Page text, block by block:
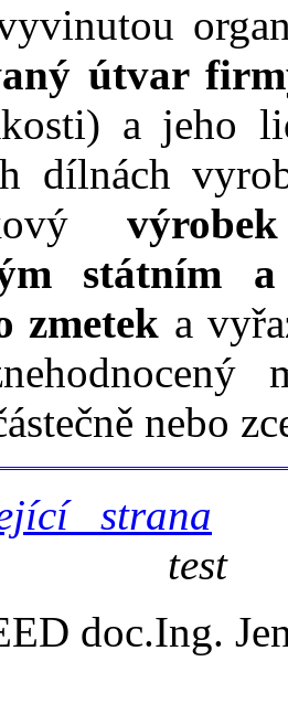
útvar
a jeho
dílnách
státním
zmetek a
nebo
strana
doc.Ing.